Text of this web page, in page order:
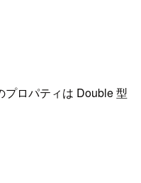
プロパティは Double 型